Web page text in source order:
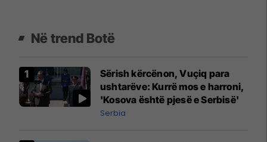
Në trend Botë
Sërish kërcënon, Vuçiq para
ushtarëve: Kurrë mos e harroni,
'Kosova është pjesë e Serbisë'
Serbia